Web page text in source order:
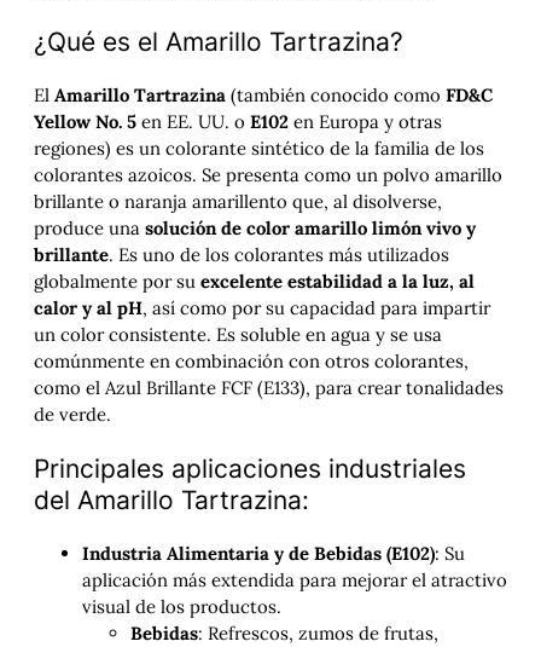
¿Qué es el Amarillo Tartrazina?
El Amarillo Tartrazina (también conocido como FD&C
Yellow No. 5 en EE. UU. o E102 en Europa y otras
regiones) es un colorante sintético de la familia de los
colorantes azoicos. Se presenta como un polvo amarillo
brillante o naranja amarillento que, al disolverse,
produce una solución de color amarillo limón vivo y
brillante. Es uno de los colorantes más utilizados
globalmente por su excelente estabilidad a la luz, al
calor y al pH, así como por su capacidad para impartir
un color consistente. Es soluble en agua y se usa
comúnmente en combinación con otros colorantes,
como el Azul Brillante FCF (E133), para crear tonalidades
de verde.
Principales aplicaciones industriales
del Amarillo Tartrazina:
Industria Alimentaria y de Bebidas (E102): Su
aplicación más extendida para mejorar el atractivo
visual de los productos.
Bebidas: Refrescos, zumos de frutas,